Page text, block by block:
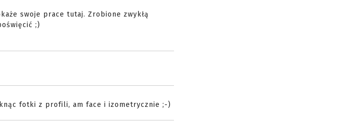
swoje prace tutaj. Zrobione zwykłą
;)
fotki z profili, am face i izometrycznie ;-)